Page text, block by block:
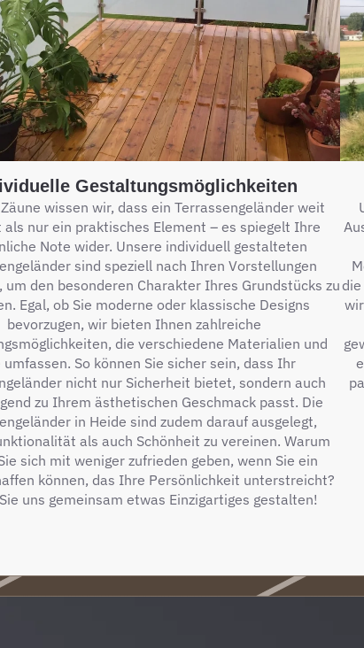
Gestaltungsmöglichkeiten
wissen wir, dass ein Terrassengeländer weit
als nur ein praktisches Element – es spiegelt Ihre
Note wider. Unsere individuell gestalteten
sind speziell nach Ihren Vorstellungen
um den besonderen Charakter Ihres Grundstücks zu
Egal, ob Sie moderne oder klassische Designs
bevorzugen, wir bieten Ihnen zahlreiche
die verschiedene Materialien und
umfassen. So können Sie sicher sein, dass Ihr
nicht nur Sicherheit bietet, sondern auch
zu Ihrem ästhetischen Geschmack passt. Die
in Heide sind zudem darauf ausgelegt,
als auch Schönheit zu vereinen. Warum
sich mit weniger zufrieden geben, wenn Sie ein
können, das Ihre Persönlichkeit unterstreicht?
uns gemeinsam etwas Einzigartiges gestalten!